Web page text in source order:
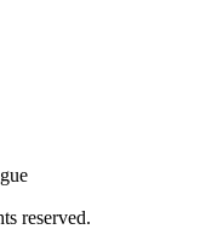
reserved.